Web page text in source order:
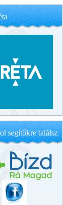
segítőkre találsz